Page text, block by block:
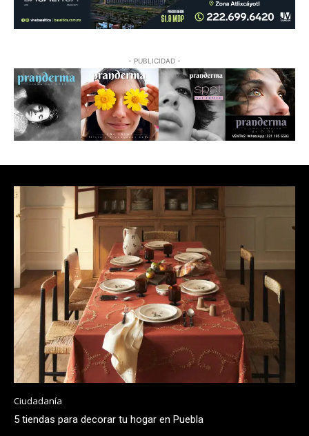
- PUBLICIDAD -
Ciudadanía
5 tiendas para decorar tu hogar en Puebla